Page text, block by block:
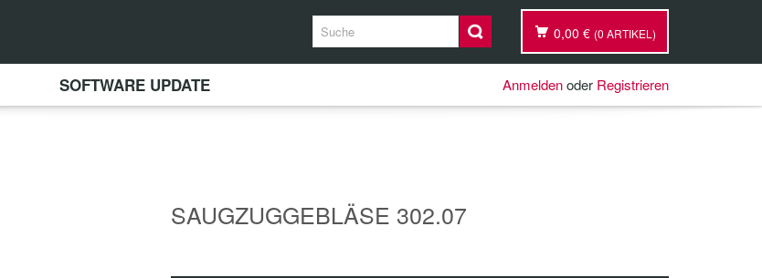
0,00 € (0 ARTIKEL)
SOFTWARE UPDATE Anmeldenoder Registrieren
SAUGZUGGEBLÄSE 302.07